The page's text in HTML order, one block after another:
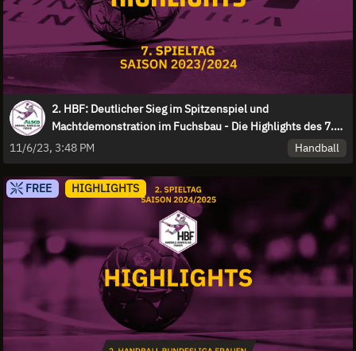
2. HBF: Deutlicher Sieg im Spitzenspiel und
Machtdemonstration im Fuchsbau - Die Highlights des 7.
Spieltags
11/6/23, 3:48 PM Handball
FREE HIGHLIGHTS